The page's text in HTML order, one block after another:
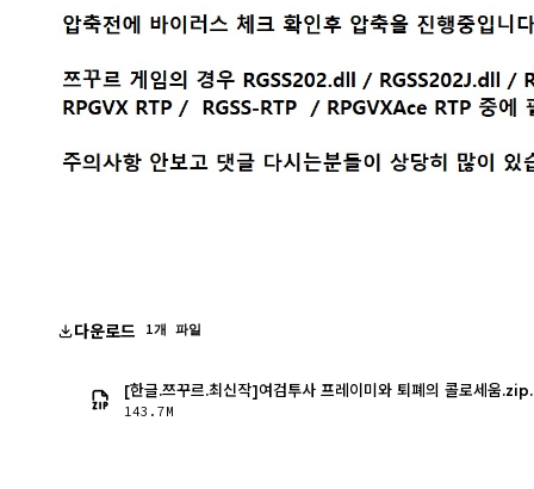
다운로드 1개 파일
[한글.쯔꾸르.최신작]여검투사 프레이미와 퇴폐의 콜로세움
143.7M